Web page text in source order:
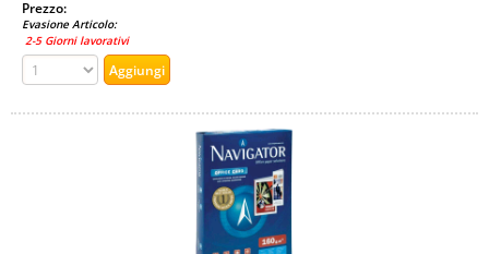
Prezzo:
Evasione Articolo:
2-5 Giorni lavorativi